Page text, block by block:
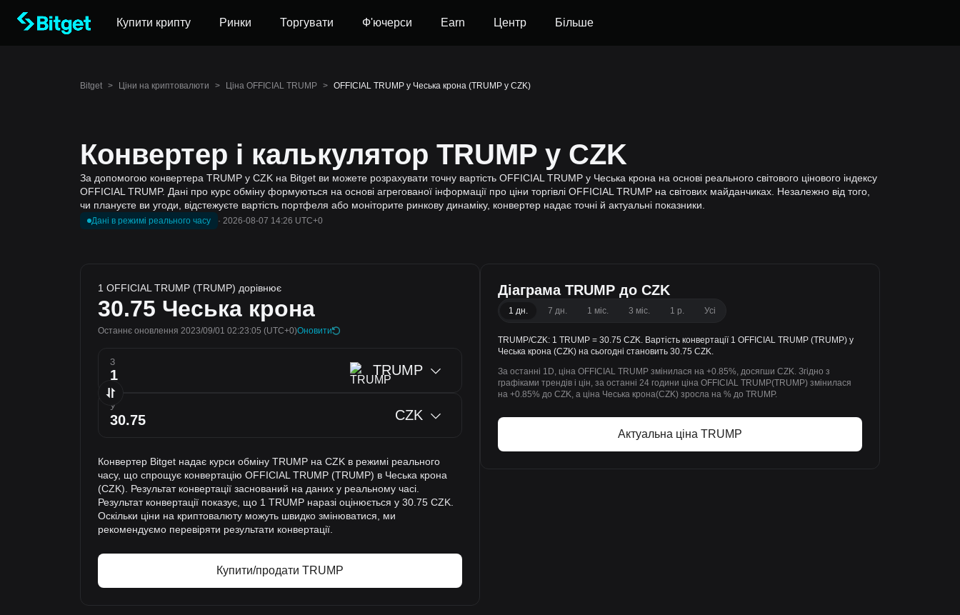
Купити крипту Ринки Торгувати Ф'ючерси Earn Центр Більше
Bitget > Ціни на криптовалюти > Ціна OFFICIAL TRUMP > OFFICIAL TRUMP у Чеська крона (TRUMP у CZK)
Конвертер і калькулятор TRUMP у CZK
За допомогою конвертера TRUMP у CZK на Bitget ви можете розрахувати точну вартість OFFICIAL TRUMP у Чеська крона на основі реального світового цінового індексу
OFFICIAL TRUMP. Дані про курс обміну формуються на основі агрегованої інформації про ціни торгівлі OFFICIAL TRUMP на світових майданчиках. Незалежно від того,
чи плануєте ви угоди, відстежуєте вартість портфеля або моніторите ринкову динаміку, конвертер надає точні й актуальні показники.
Дані в режимі реального часу · 2026-08-07 14:26 UTC+0
1 OFFICIAL TRUMP (TRUMP) дорівнює
30.75 Чеська крона
Останнє оновлення 2023/09/01 02:23:05 (UTC+0)Оновити
З TRUMP
У CZK
Конвертер Bitget надає курси обміну TRUMP на CZK в режимі реального
часу, що спрощує конвертацію OFFICIAL TRUMP (TRUMP) в Чеська крона
(CZK). Результат конвертації заснований на даних у реальному часі.
Результат конвертації показує, що 1 TRUMP наразі оцінюється у 30.75 CZK.
Оскільки ціни на криптовалюту можуть швидко змінюватися, ми
рекомендуємо перевіряти результати конвертації.
Купити/продати TRUMP
Діаграма TRUMP до CZK
1 дн. 7 дн. 1 міс. 3 міс. 1 р. Усі
TRUMP/CZK: 1 TRUMP = 30.75 CZK. Вартість конвертації 1 OFFICIAL TRUMP (TRUMP) у
Чеська крона (CZK) на сьогодні становить 30.75 CZK.
За останні 1D, ціна OFFICIAL TRUMP змінилася на +0.85%, досягши CZK. Згідно з
графіками трендів і цін, за останні 24 години ціна OFFICIAL TRUMP(TRUMP) змінилася
на +0.85% до CZK, а ціна Чеська крона(CZK) зросла на % до TRUMP.
Актуальна ціна TRUMP